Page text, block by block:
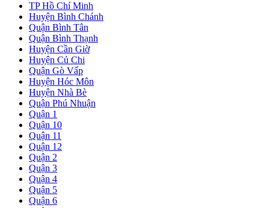
TP Hồ Chí Minh
Huyện Bình Chánh
Quận Bình Tân
Quận Bình Thạnh
Huyện Cần Giờ
Huyện Củ Chi
Quận Gò Vấp
Huyện Hóc Môn
Huyện Nhà Bè
Quận Phú Nhuận
Quận 1
Quận 10
Quận 11
Quận 12
Quận 2
Quận 3
Quận 4
Quận 5
Quận 6